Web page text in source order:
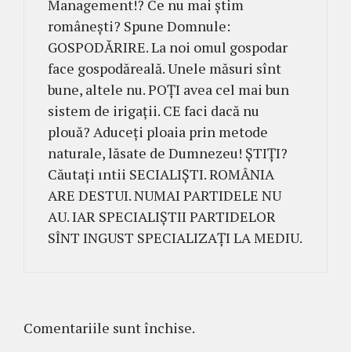
Management!? Ce nu mai ştim
româneşti? Spune Domnule:
GOSPODĂRIRE. La noi omul gospodar
face gospodăreală. Unele măsuri sînt
bune, altele nu. POȚI avea cel mai bun
sistem de irigaţii. CE faci dacă nu
plouă? Aduceţi ploaia prin metode
naturale, lăsate de Dumnezeu! ŞTIŢI?
Căutaţi ıntii SECIALIŞTI. ROMÂNIA
ARE DESTUI. NUMAI PARTIDELE NU
AU. IAR SPECIALIŞTII PARTIDELOR
SÎNT INGUST SPECIALIZAȚI LA MEDIU.
Comentariile sunt închise.